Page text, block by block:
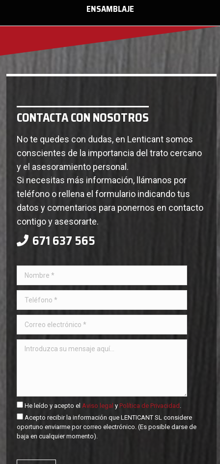
ENSAMBLAJE
CONTACTA CON NOSOTROS
No te quedes con dudas, en Lenticant somos
conscientes de la importancia del trato cercano
y el asesoramiento personal.
Si necesitas más información, llámanos por
teléfono o rellena el formulario indicando tus
datos y comentarios para ponernos en contacto
contigo y asesorarte.
671 637 565
He leído y acepto el Aviso legal yPolítica de Privacidad
Acepto recibir la información que LENTICANT SL considere
oportuno enviarme por correo electrónico. (Es posible darse de
baja en cualquier momento).